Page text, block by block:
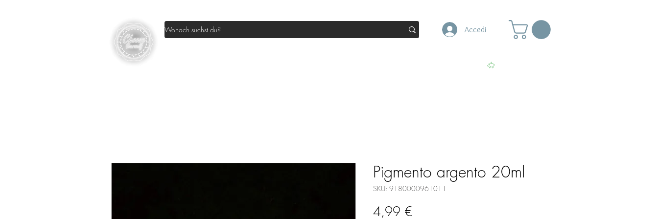
Accedi
Pigmento argento 20ml
SKU: 9180000961011
4,99 €